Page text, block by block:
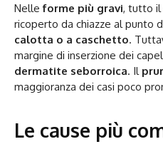
Nelleforme più gravi, tutto il
ricoperto da chiazze al punto
calotta o a caschetto.
margine di inserzione dei
dermatite seborroica. Il
maggioranza dei casi poco
Le cause più